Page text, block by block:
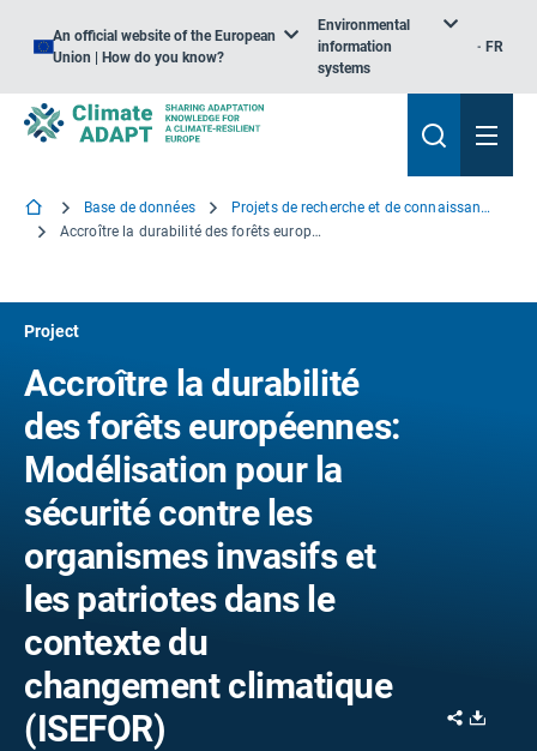
An official website of the European
Union | How do you know?
Environmental
information
systems
FR
Base de données
Projets de recherche et de connaissance
Accroître la durabilité des forêts européennes: Modélisation pour la sécurité contre les organismes invasifs et les patriotes dans le contexte du changement climatique
Project
Accroître la durabilité
des forêts européennes:
Modélisation pour la
sécurité contre les
organismes invasifs et
les patriotes dans le
contexte du
changement climatique
(ISEFOR)
Share